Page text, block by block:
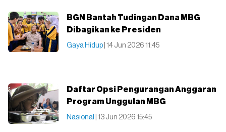
BGN Bantah Tudingan Dana MBG
Dibagikan ke Presiden
Gaya Hidup | 14 Jun 2026 11:45
Daftar Opsi Pengurangan Anggaran
Program Unggulan MBG
Nasional | 13 Jun 2026 15:45